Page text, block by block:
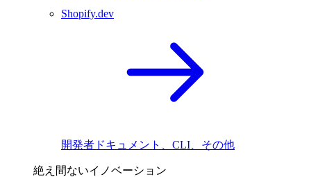
Shopify.dev
開発者ドキュメント、CLI、その他
絶え間ないイノベーション